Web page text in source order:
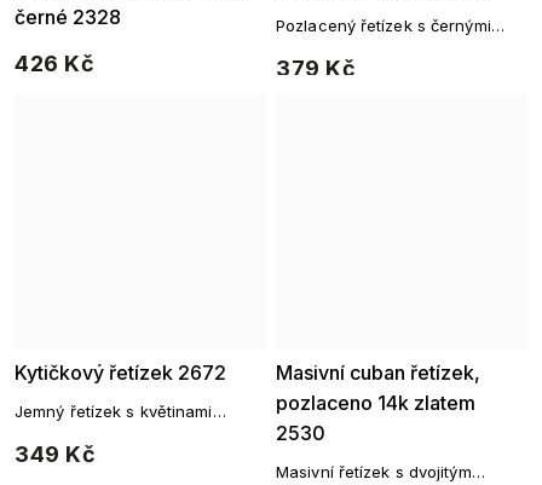
černé 2328
426 Kč 379 Kč
Pozlacený řetízek s černými
Kytičkový řetízek 2672
349 Kč
Jemný řetízek s květinami
Masivní cuban řetízek,
pozlaceno 14k zlatem
2530
Masivní řetízek s dvojitým